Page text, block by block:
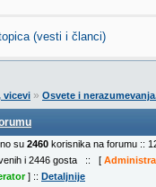
(vesti i članci)
vicevi » Osvete i
su 2460 korisnika na forumu ::
i 2446 gosta :: [
] :: Detaljnije